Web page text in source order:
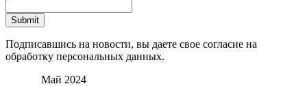
Подписавшись на новости, вы даете свое согласие на
обработку персональных данных.
Май 2024